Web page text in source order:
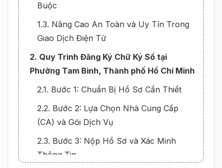
Buộc
1.3. Nâng Cao An Toàn và Uy Tín Trong
Giao Dịch Điện Tử
2. Quy Trình Đăng Ký Chữ Ký Số tại
Phường Tam Bình, Thành phố Hồ Chí Minh
2.1. Bước 1: Chuẩn Bị Hồ Sơ Cần Thiết
2.2. Bước 2: Lựa Chọn Nhà Cung Cấp
(CA) và Gói Dịch Vụ
2.3. Bước 3: Nộp Hồ Sơ và Xác Minh
Thông Tin